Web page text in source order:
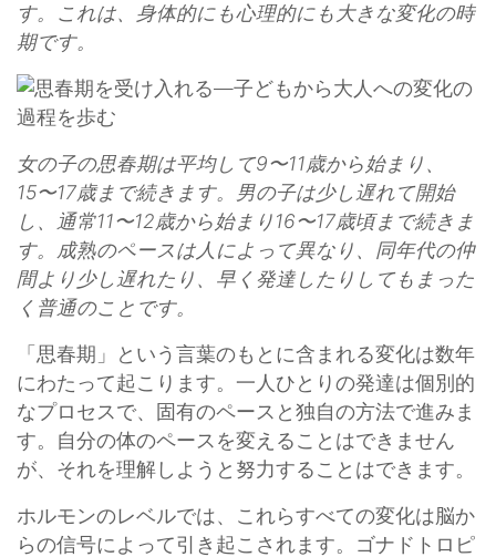
す。これは、身体的にも心理的にも大きな変化の時
期です。
女の子の思春期は平均して9〜11歳から始まり、
15〜17歳まで続きます。男の子は少し遅れて開始
し、通常11〜12歳から始まり16〜17歳頃まで続きま
す。成熟のペースは人によって異なり、同年代の仲
間より少し遅れたり、早く発達したりしてもまった
く普通のことです。
「思春期」という言葉のもとに含まれる変化は数年
にわたって起こります。一人ひとりの発達は個別的
なプロセスで、固有のペースと独自の方法で進みま
す。自分の体のペースを変えることはできません
が、それを理解しようと努力することはできます。
ホルモンのレベルでは、これらすべての変化は脳か
らの信号によって引き起こされます。ゴナドトロピ